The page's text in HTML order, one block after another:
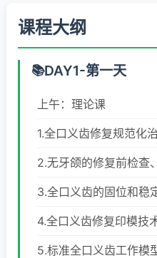
课程大纲
DAY1-第一天
上午：理论课
1.全口义齿修复规范化
2.无牙颌的修复前检查
3.全口义齿的固位和稳
4.全口义齿修复印模技
5.标准全口义齿工作模